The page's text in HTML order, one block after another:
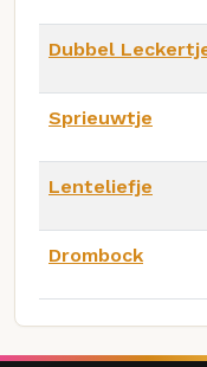
Dubbel
Sprieuwtje
Lenteliefje
Drombock